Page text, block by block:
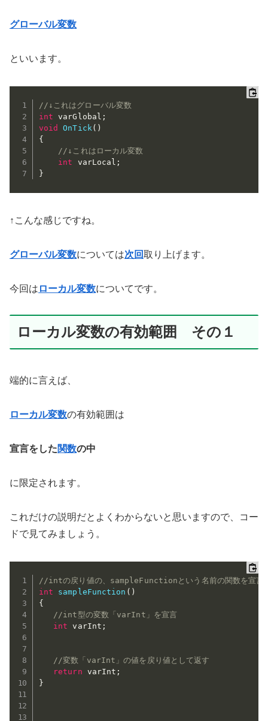
グローバル変数
といいます。
//↓これはグローバル変数
int varGlobal ;
void
OnTick( )
{
//↓これはローカル変数
int varLocal ;
}
↑こんな感じですね。
グローバル変数については次回取り上げます。
今回は ローカル変数についてです。
ローカル変数の有効範囲 その１
端的に言えば、
ローカル変数の有効範囲は
宣言をした関数の中
に限定されます。
これだけの説明だとよくわからないと思いますので、コー
ドで見てみましょう。
//intの戻り値の、sampleFunctionという名前の関数を宣言
int
sampleFunction ( )
{
//int型の変数「varInt」を宣言
int varInt ;
//変数「varInt」の値を戻り値として返す
return varInt ;
}